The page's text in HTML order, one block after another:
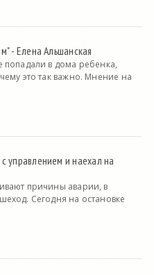
- Елена Альшанская
попадали в дома ребенка,
это так важно. Мнение на
управлением и наехал на
причины аварии, в
Сегодня на остановке